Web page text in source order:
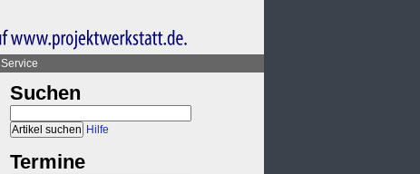
Service
Suchen
Hilfe
Termine